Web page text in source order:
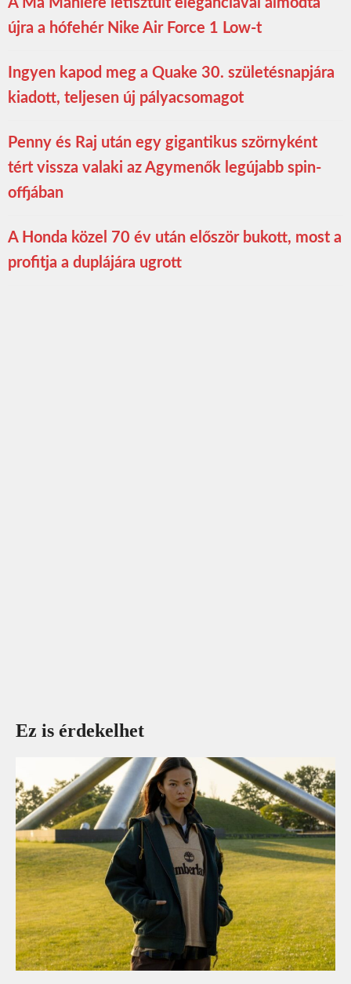
újra a hófehér Nike Air Force 1 Low-t
Ingyen kapod meg a Quake 30. születésnapjára
kiadott, teljesen új pályacsomagot
Penny és Raj után egy gigantikus szörnyként
tért vissza valaki az Agymenők legújabb spin-
offjában
A Honda közel 70 év után először bukott, most a
profitja a duplájára ugrott
Ez is érdekelhet